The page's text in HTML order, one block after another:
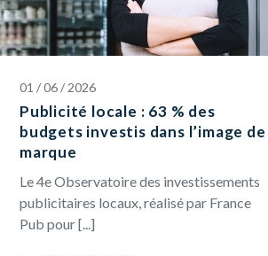
01 / 06 / 2026
Publicité locale : 63 % des
budgets investis dans l’image de
marque
Le 4e Observatoire des investissements
publicitaires locaux, réalisé par France
Pub pour [...]